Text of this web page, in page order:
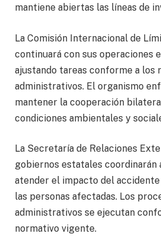
mantiene abiertas las líneas de
La Comisión Internacional de
continuará con sus operaciones
ajustando tareas conforme a los
administrativos. El organismo
mantener la cooperación
condiciones ambientales y
La Secretaría de Relaciones
gobiernos estatales coordinarán
atender el impacto del
las personas afectadas. Los
administrativos se ejecutan
normativo vigente.